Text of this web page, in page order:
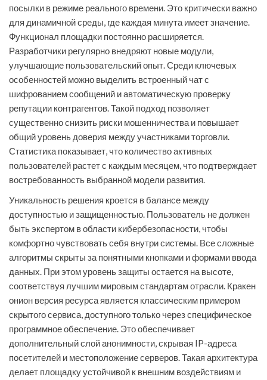
посылки в режиме реального времени. Это критически важно
для динамичной среды, где каждая минута имеет значение.
Функционал площадки постоянно расширяется.
Разработчики регулярно внедряют новые модули,
улучшающие пользовательский опыт. Среди ключевых
особенностей можно выделить встроенный чат с
шифрованием сообщений и автоматическую проверку
репутации контрагентов. Такой подход позволяет
существенно снизить риски мошенничества и повышает
общий уровень доверия между участниками торговли.
Статистика показывает, что количество активных
пользователей растет с каждым месяцем, что подтверждает
востребованность выбранной модели развития.
Уникальность решения кроется в балансе между
доступностью и защищенностью. Пользователь не должен
быть экспертом в области кибербезопасности, чтобы
комфортно чувствовать себя внутри системы. Все сложные
алгоритмы скрыты за понятными кнопками и формами ввода
данных. При этом уровень защиты остается на высоте,
соответствуя лучшим мировым стандартам отрасли. Кракен
онион версия ресурса является классическим примером
скрытого сервиса, доступного только через специфическое
программное обеспечение. Это обеспечивает
дополнительный слой анонимности, скрывая IP-адреса
посетителей и местоположение серверов. Такая архитектура
делает площадку устойчивой к внешним воздействиям и